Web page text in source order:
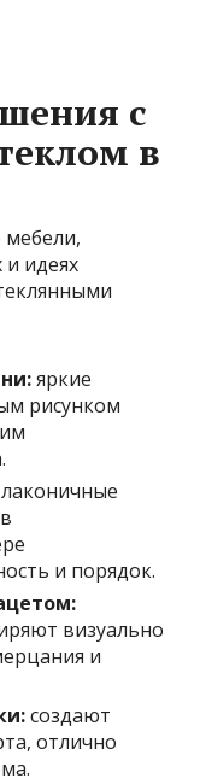
с
в
и идеях
яркие
рисунком
лаконичные
и порядок.
визуально
и
создают
отлично